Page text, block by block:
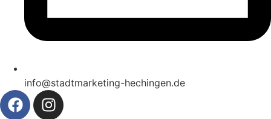
info@stadtmarketing-hechingen.de